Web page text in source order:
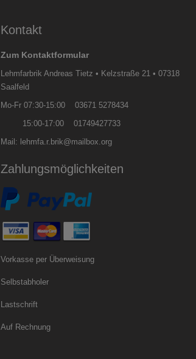
Kontakt
Zum Kontaktformular
Lehmfarbrik Andreas Tietz • Kelzstraße 21 • 07318
Saalfeld
Mo-Fr 07:30-15:00 03671 5278434
15:00-17:00 01749427733
Mail: lehmfa.r.brik@mailbox.org
Zahlungsmöglichkeiten
Vorkasse per Überweisung
Selbstabholer
Lastschrift
Auf Rechnung